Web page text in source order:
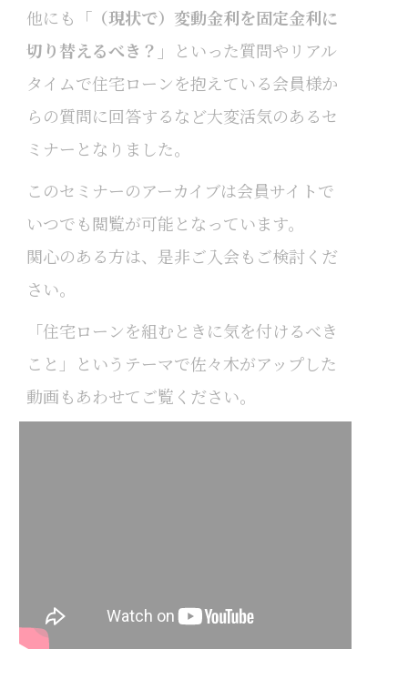
他にも 「（現状で）変動金利を固定金利に
切り替えるべき？」
といった質問やリアル
タイムで住宅ローンを抱えている会員様か
らの質問に回答するなど大変活気のあるセ
ミナーとなりました。
このセミナーのアーカイブは会員サイトで
いつでも閲覧が可能となっています。
関心のある方は、是非ご入会もご検討くだ
さい。
「住宅ローンを組むときに気を付けるべき
こと」というテーマで佐々木がアップした
動画もあわせてご覧ください。